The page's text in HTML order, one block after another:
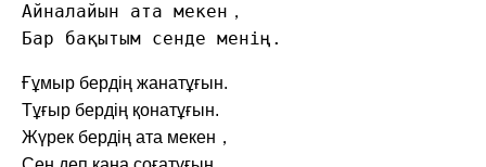
Айналайын ата мекен，
Бар бақытым сенде менің.
Ғұмыр бердің жанатұғын.
Тұғыр бердің қонатұғын.
Жүрек бердің ата мекен，